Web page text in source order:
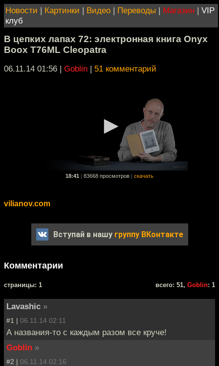
Новости | Картинки | Видео | Переводы | Магазин | VIP
клуб
В цепких лапах 72: электронная книга Onyx
Boox T76ML Cleopatra
06.11.14 01:56 | Goblin | 51 комментарий
18:41 83668 просмотров скачать
vilianov.com
Вступай в нашу группу ВКонтакте
Комментарии
cтраницы: 1 всего: 51, Goblin: 1
Lavashic »
#1 | 06.11.14 02:11
А названия-то с каждым разом все круче!
Goblin »
#2 | 06.11.14 02:16